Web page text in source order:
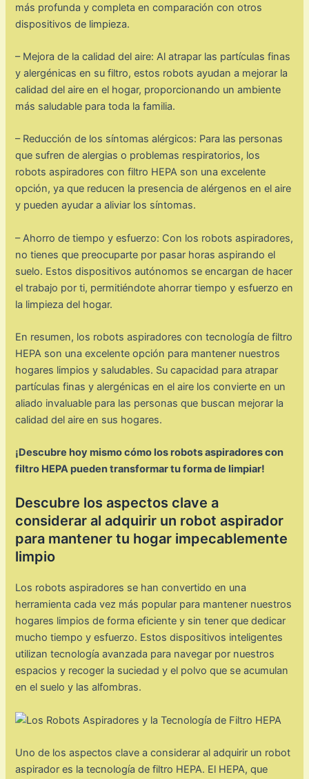
más profunda y completa en comparación con otros
dispositivos de limpieza.
– Mejora de la calidad del aire: Al atrapar las partículas finas
y alergénicas en su filtro, estos robots ayudan a mejorar la
calidad del aire en el hogar, proporcionando un ambiente
más saludable para toda la familia.
– Reducción de los síntomas alérgicos: Para las personas
que sufren de alergias o problemas respiratorios, los
robots aspiradores con filtro HEPA son una excelente
opción, ya que reducen la presencia de alérgenos en el aire
y pueden ayudar a aliviar los síntomas.
– Ahorro de tiempo y esfuerzo: Con los robots aspiradores,
no tienes que preocuparte por pasar horas aspirando el
suelo. Estos dispositivos autónomos se encargan de hacer
el trabajo por ti, permitiéndote ahorrar tiempo y esfuerzo en
la limpieza del hogar.
En resumen, los robots aspiradores con tecnología de filtro
HEPA son una excelente opción para mantener nuestros
hogares limpios y saludables. Su capacidad para atrapar
partículas finas y alergénicas en el aire los convierte en un
aliado invaluable para las personas que buscan mejorar la
calidad del aire en sus hogares.
¡Descubre hoy mismo cómo los robots aspiradores con
filtro HEPA pueden transformar tu forma de limpiar!
Descubre los aspectos clave a
considerar al adquirir un robot aspirador
para mantener tu hogar impecablemente
limpio
Los robots aspiradores se han convertido en una
herramienta cada vez más popular para mantener nuestros
hogares limpios de forma eficiente y sin tener que dedicar
mucho tiempo y esfuerzo. Estos dispositivos inteligentes
utilizan tecnología avanzada para navegar por nuestros
espacios y recoger la suciedad y el polvo que se acumulan
en el suelo y las alfombras.
Uno de los aspectos clave a considerar al adquirir un robot
aspirador es la tecnología de filtro HEPA. El HEPA, que